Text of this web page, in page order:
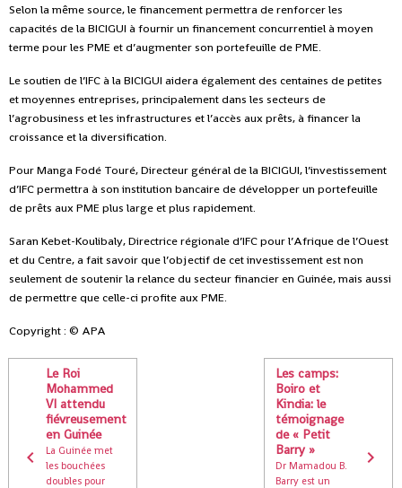
Selon la même source, le financement permettra de renforcer les
capacités de la BICIGUI à fournir un financement concurrentiel à moyen
terme pour les PME et d’augmenter son portefeuille de PME.
Le soutien de l’IFC à la BICIGUI aidera également des centaines de petites
et moyennes entreprises, principalement dans les secteurs de
l’agrobusiness et les infrastructures et l’accès aux prêts, à financer la
croissance et la diversification.
Pour Manga Fodé Touré, Directeur général de la BICIGUI, l’investissement
d’IFC permettra à son institution bancaire de développer un portefeuille
de prêts aux PME plus large et plus rapidement.
Saran Kebet-Koulibaly, Directrice régionale d’IFC pour l’Afrique de l’Ouest
et du Centre, a fait savoir que l’objectif de cet investissement est non
seulement de soutenir la relance du secteur financier en Guinée, mais aussi
de permettre que celle-ci profite aux PME.
Copyright : © APA
Le Roi
Mohammed
VI attendu
fiévreusement
en Guinée
La Guinée met
les bouchées
doubles pour
Les camps:
Boiro et
Kindia: le
témoignage
de « Petit
Barry »
Dr Mamadou B.
Barry est un